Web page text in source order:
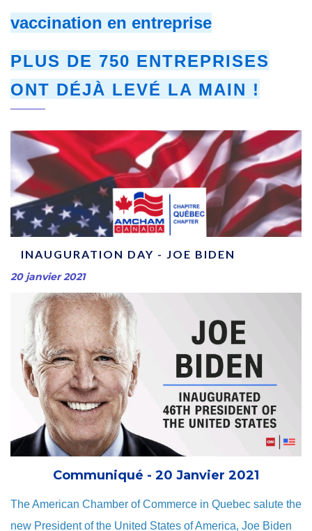
vaccination en entreprise
PLUS DE 750 ENTREPRISES
ONT DÉJÀ LEVÉ LA MAIN !
INAUGURATION DAY - JOE BIDEN
20 janvier 2021
Communiqué - 20 Janvier 2021
The American Chamber of Commerce in Quebec salute the
new President of the United States of America, Joe Biden